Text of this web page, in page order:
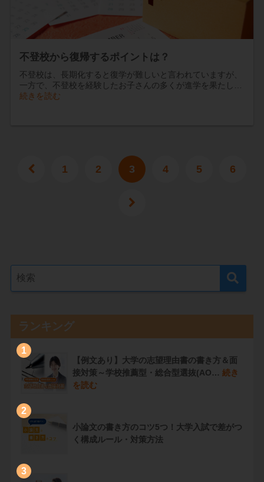
不登校から復帰するポイントは？
不登校は、長期化すると復学が難しいと言われていますが、
一方で、不登校を経験したお子さんの多くが進学を果たし…
続きを読む
1 2 3 4 5 6
ランキング
1
【例文あり】大学の志望理由書の書き方＆面
接対策～学校推薦型・総合型選抜(AO… 続き
を読む
2
小論文の書き方のコツ5つ！大学入試で差がつ
く構成ルール・対策方法
3